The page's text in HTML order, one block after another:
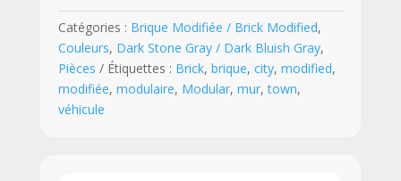
x
2
avec
tenons
sur
1
Catégories : Brique Modifiée / Brick Modified,
Couleurs, Dark Stone Gray / Dark Bluish Gray,
Pièces
Étiquettes : Brick, brique, city, modified,
modifiée, modulaire, Modular, mur,town,
véhicule